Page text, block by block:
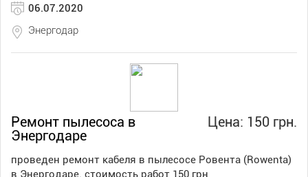
06.07.2020
Энергодар
Цена: 150 грн.
Ремонт пылесоса в
Энергодаре
проведен ремонт кабеля в пылесосе Ровента (Rowenta)
в Энергодаре. стоимость работ 150 грн